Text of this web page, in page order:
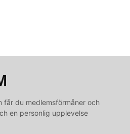
får du medlemsförmåner och
en personlig upplevelse